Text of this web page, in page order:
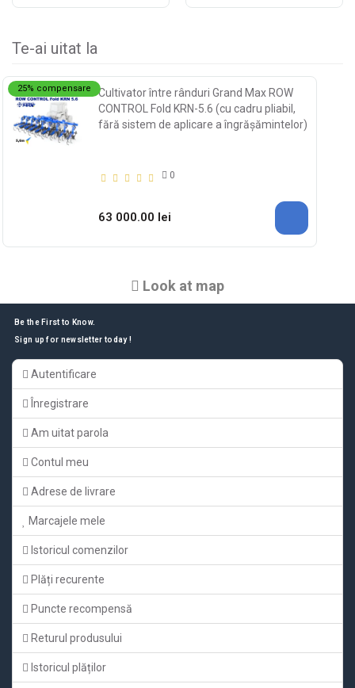
Te-ai uitat la
25% compensare
Cultivator între rânduri Grand Max ROW
CONTROL Fold KRN-5.6 (cu cadru pliabil,
fără sistem de aplicare a îngrășămintelor)
0
63 000.00 lei
Look at map
Be the First to Know.
Sign up for newsletter today !
Autentificare
Înregistrare
Am uitat parola
Contul meu
Adrese de livrare
Marcajele mele
Istoricul comenzilor
Plăți recurente
Puncte recompensă
Returul produsului
Istoricul plăților